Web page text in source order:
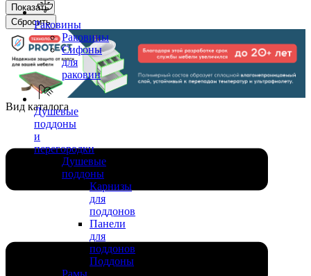
Раковины
Раковины
Сифоны
для
раковин
Душевые
поддоны
и
перегородки
Душевые
поддоны
Карнизы
для
поддонов
Панели
для
поддонов
Поддоны
Вид каталога